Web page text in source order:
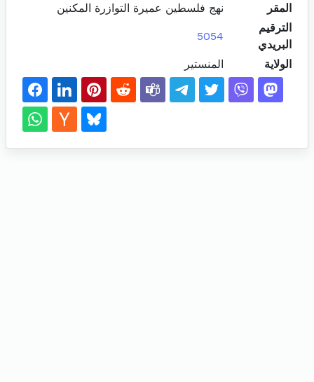
المقر
نهج فلسطين عميرة التوازرة المكنين
الترقيم
البريدي
5054
الولاية المنستير